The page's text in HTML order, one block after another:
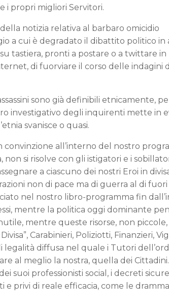
i propri migliori Servitori.
notizia relativa al barbaro omicidio
a cui è degradato il dibattito politico in
tastiera, pronti a postare o a twittare in
di fuorviare il corso delle indagini
sono già definibili etnicamente,
investigativo degli inquirenti mette in
svanisce o quasi.
all’interno del nostro
si risolve con gli istigatori e i
a ciascuno dei nostri Eroi in
non di pace ma di guerra al di fuori
nel nostro libro-programma fin
mentre la politica oggi dominante
mentre queste risorse, non piccole,
Carabinieri, Poliziotti, Finanzieri,
legalità diffusa nel quale i Tutori
al meglio la nostra, quella dei Cittadini.
suoi professionisti social, i decreti
privi di reale efficacia, come le